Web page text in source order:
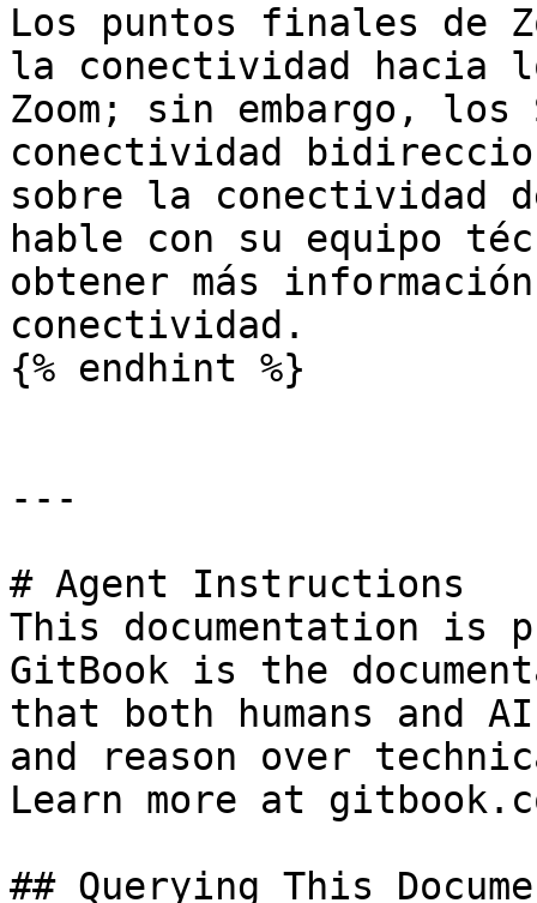
Los puntos finales de
la conectividad hacia
Zoom; sin embargo, los
conectividad
sobre la conectividad
hable con su equipo
obtener más
conectividad.
{% endhint %}
---
# Agent Instructions
This documentation is
GitBook is the
that both humans and
and reason over
Learn more at
## Querying This